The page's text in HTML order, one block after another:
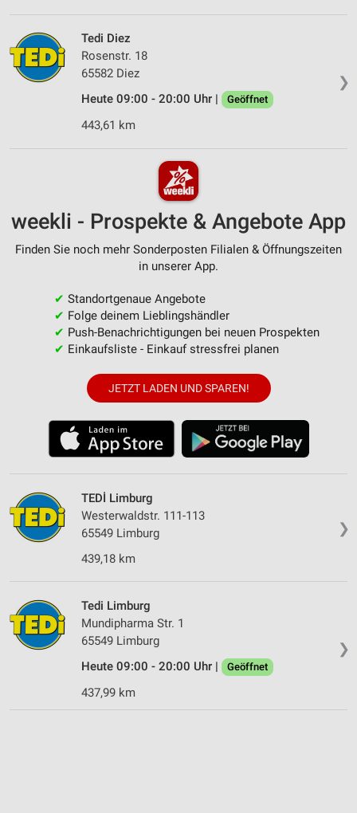
❯
Tedi Diez
Rosenstr. 18
65582 Diez
Heute 09:00 - 20:00 Uhr |
Geöffnet
443,61 km
weekli - Prospekte & Angebote App
Finden Sie noch mehr Sonderposten Filialen & Öffnungszeiten
in unserer App.
✔ Standortgenaue Angebote
✔ Folge deinem Lieblingshändler
✔ Push-Benachrichtigungen bei neuen Prospekten
✔ Einkaufsliste - Einkauf stressfrei planen
JETZT LADEN UND SPAREN!
❯
TEDİ Limburg
Westerwaldstr. 111-113
65549 Limburg
439,18 km
❯
Tedi Limburg
Mundipharma Str. 1
65549 Limburg
Heute 09:00 - 20:00 Uhr |
Geöffnet
437,99 km